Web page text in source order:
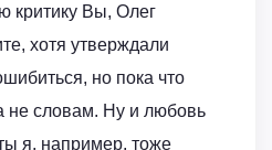
критику Вы, Олег
хотя утверждали
но пока что
не словам. Ну и любовь
я, например, тоже